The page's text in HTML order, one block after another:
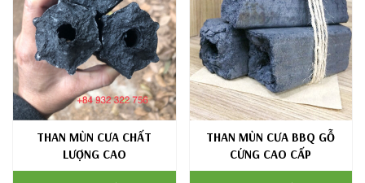
THAN MÙN CƯA CHẤT
LƯỢNG CAO
THAN MÙN CƯA BBQ GỖ
CỨNG CAO CẤP